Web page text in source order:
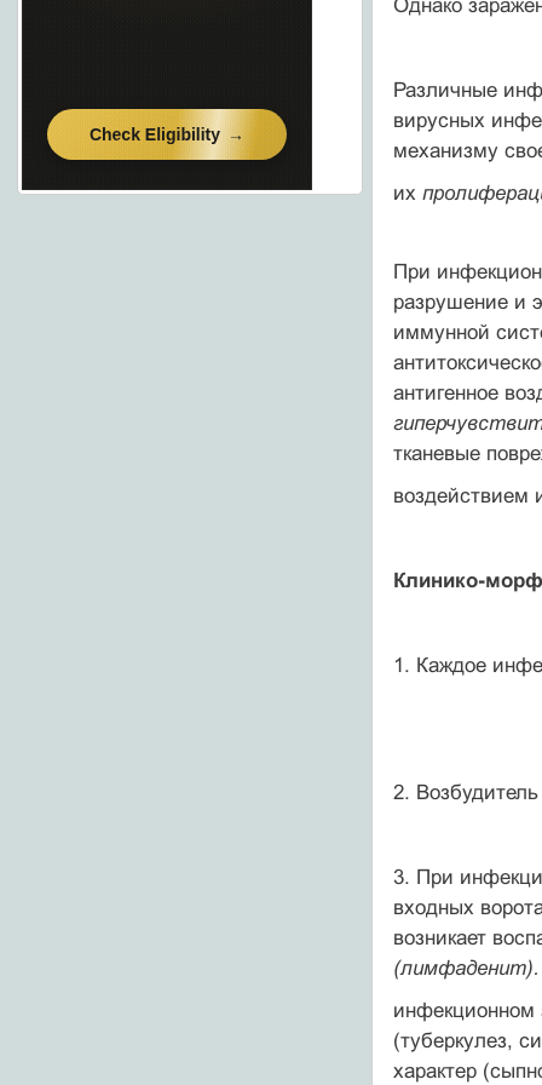
Однако
Различные
вирусных
механизму
их
При
разрушение и
иммунной
антигенное
тканевые
воздействием
Клинико-
1. Каждое
2.
3. При
входных
возникает
инфекционном
(туберкулез,
характер